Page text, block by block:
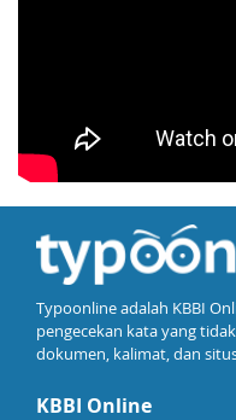
Typoonline adalah KBBI
pengecekan kata yang
dokumen, kalimat, dan
KBBI Online